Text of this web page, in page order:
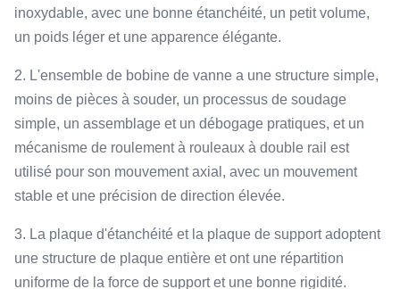
inoxydable, avec une bonne étanchéité, un petit volume,
un poids léger et une apparence élégante.
2. L'ensemble de bobine de vanne a une structure simple,
moins de pièces à souder, un processus de soudage
simple, un assemblage et un débogage pratiques, et un
mécanisme de roulement à rouleaux à double rail est
utilisé pour son mouvement axial, avec un mouvement
stable et une précision de direction élevée.
3. La plaque d'étanchéité et la plaque de support adoptent
une structure de plaque entière et ont une répartition
uniforme de la force de support et une bonne rigidité.